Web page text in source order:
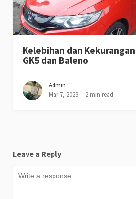
Kelebihan dan
GK5 dan Baleno
Admin
Mar 7, 2023
2 min read
Leave a Reply